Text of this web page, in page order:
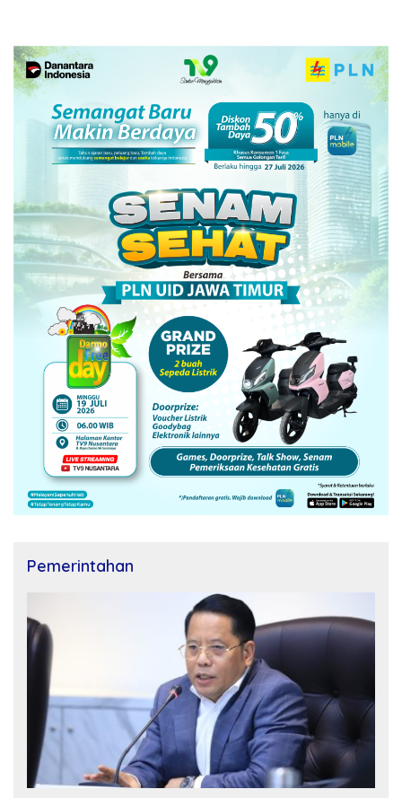
Pemerintahan